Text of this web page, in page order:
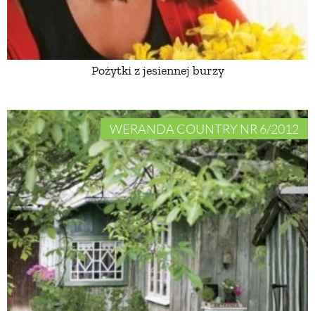
Pożytki z jesiennej burzy
WERANDA COUNTRY NR 6/2012
ZWIERZĘTA W NATURZE
GRZYBY
KRAJOBRAZ
RĘKODZIEŁO
RZEMIOSŁO
ZWYCZAJE
ZRÓB TO SAM